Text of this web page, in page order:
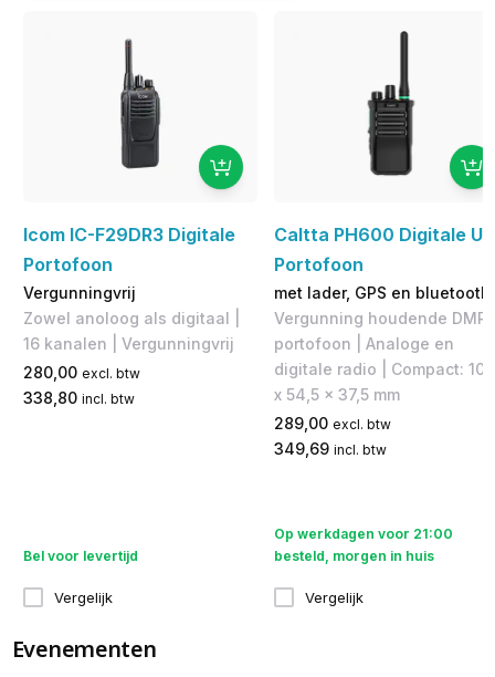
Icom IC-F29DR3 Digitale
Portofoon
Vergunningvrij
Zowel anoloog als digitaal |
16 kanalen | Vergunningvrij
280,00 excl. btw
338,80 incl. btw
Bel voor levertijd
Vergelijk
Caltta PH600 Digitale
Portofoon
met lader, GPS en bluetooth
Vergunning houdende DMR
portofoon | Analoge en
digitale radio | Compact: 100
x 54,5 x 37,5 mm
289,00 excl. btw
349,69 incl. btw
Op werkdagen voor 21:00
besteld, morgen in huis
Vergelijk
Evenementen